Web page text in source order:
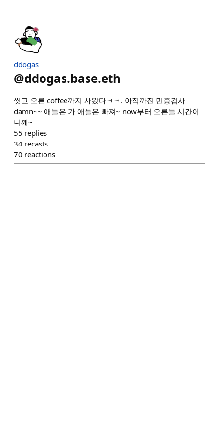
ddogas
@ddogas.base.eth
씻고 으른 coffee까지 사왔다ㅋㅋ. 아직까진 민증검사
damn~~ 애들은 가 애들은 빠져~ now부터 으른들 시간이
니께~
55 replies
34 recasts
70 reactions